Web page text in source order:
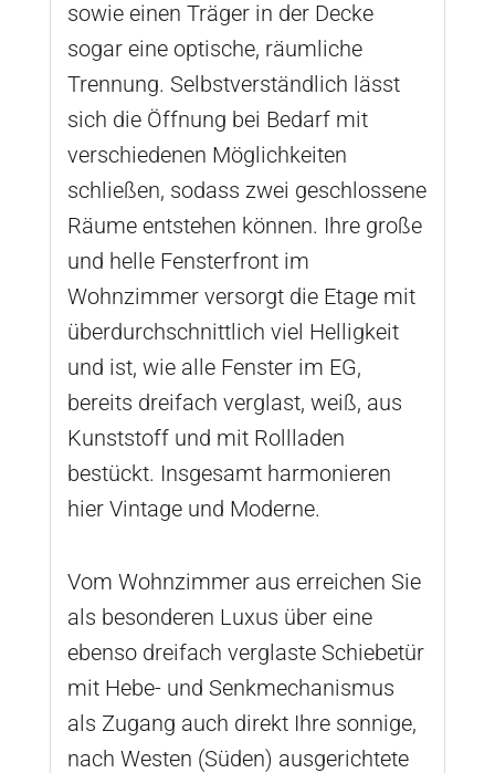
sowie einen Träger in der Decke
sogar eine optische, räumliche
Trennung. Selbstverständlich lässt
sich die Öffnung bei Bedarf mit
verschiedenen Möglichkeiten
schließen, sodass zwei geschlossene
Räume entstehen können. Ihre große
und helle Fensterfront im
Wohnzimmer versorgt die Etage mit
überdurchschnittlich viel Helligkeit
und ist, wie alle Fenster im EG,
bereits dreifach verglast, weiß, aus
Kunststoff und mit Rollladen
bestückt. Insgesamt harmonieren
hier Vintage und Moderne.
Vom Wohnzimmer aus erreichen Sie
als besonderen Luxus über eine
ebenso dreifach verglaste Schiebetür
mit Hebe- und Senkmechanismus
als Zugang auch direkt Ihre sonnige,
nach Westen (Süden) ausgerichtete